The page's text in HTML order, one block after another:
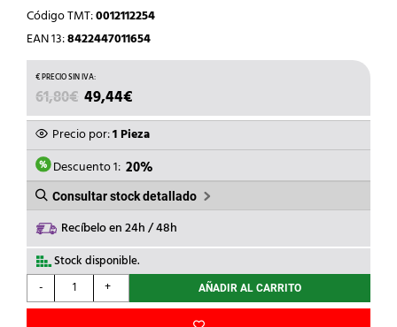
Código TMT:0012112254
EAN 13:8422447011654
61,80€ EL
PRECIO
ORIGINAL
ERA:
61,80€.
49,44€
PRECIO
ACTUAL
ES:
49,44€.
Precio por:1 Pieza
Descuento 1: 20%
Consultar stock detallado
Recíbelo en 24h / 48h
Stock disponible.
-
DINUY
-
+ AÑADIR AL CARRITO